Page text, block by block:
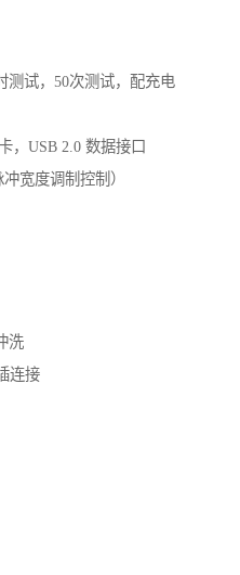
测试，50次测试，配充电
，USB 2.0 数据接口
宽度调制控制）
洗
连接